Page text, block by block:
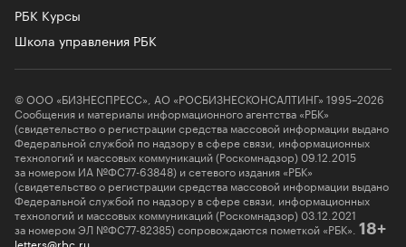
РБК Курсы
Школа управления РБК
© ООО «БИЗНЕСПРЕСС», АО «РОСБИЗНЕСКОНСАЛТИНГ» 1995–2026
Сообщения и материалы информационного агентства «РБК»
(свидетельство о регистрации средства массовой информации выдано
Федеральной службой по надзору в сфере связи, информационных
технологий и массовых коммуникаций (Роскомнадзор) 09.12.2015
за номером ИА №ФС77-63848) и сетевого издания «РБК»
(свидетельство о регистрации средства массовой информации выдано
Федеральной службой по надзору в сфере связи, информационных
технологий и массовых коммуникаций (Роскомнадзор) 03.12.2021
за номером ЭЛ №ФС77-82385) сопровождаются пометкой «РБК». 18+
letters@rbc.ru